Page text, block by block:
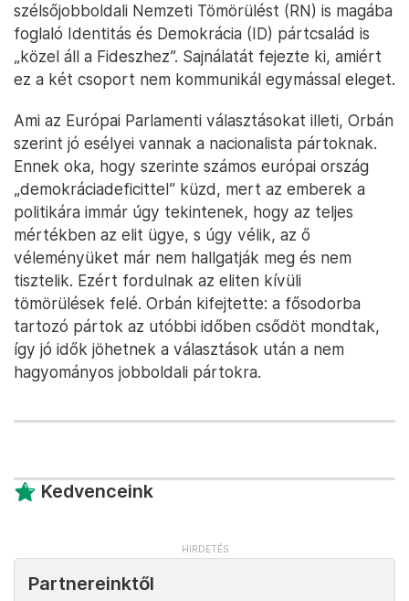
szélsőjobboldali Nemzeti Tömörülést (RN) is magába
foglaló Identitás és Demokrácia (ID) pártcsalád is
„közel áll a Fideszhez”. Sajnálatát fejezte ki, amiért
ez a két csoport nem kommunikál egymással eleget.
Ami az Európai Parlamenti választásokat illeti, Orbán
szerint jó esélyei vannak a nacionalista pártoknak.
Ennek oka, hogy szerinte számos európai ország
„demokráciadeficittel” küzd, mert az emberek a
politikára immár úgy tekintenek, hogy az teljes
mértékben az elit ügye, s úgy vélik, az ő
véleményüket már nem hallgatják meg és nem
tisztelik. Ezért fordulnak az eliten kívüli
tömörülések felé. Orbán kifejtette: a fősodorba
tartozó pártok az utóbbi időben csődöt mondtak,
így jó idők jöhetnek a választások után a nem
hagyományos jobboldali pártokra.
Kedvenceink
Partnereinktől